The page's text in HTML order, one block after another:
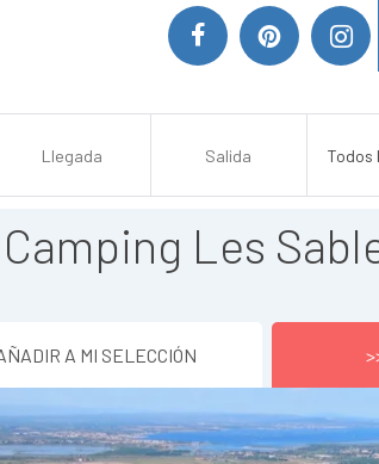
Camping Les
A MI SELECCIÓN